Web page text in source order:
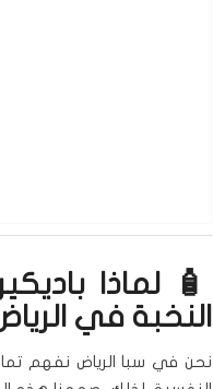
النخبة في
نحن في سبا الرياض نفهم تمامًا